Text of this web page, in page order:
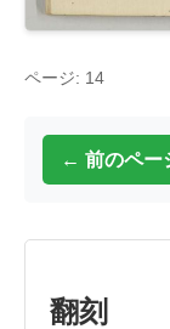
ページ: 14
← 前のペー
翻刻